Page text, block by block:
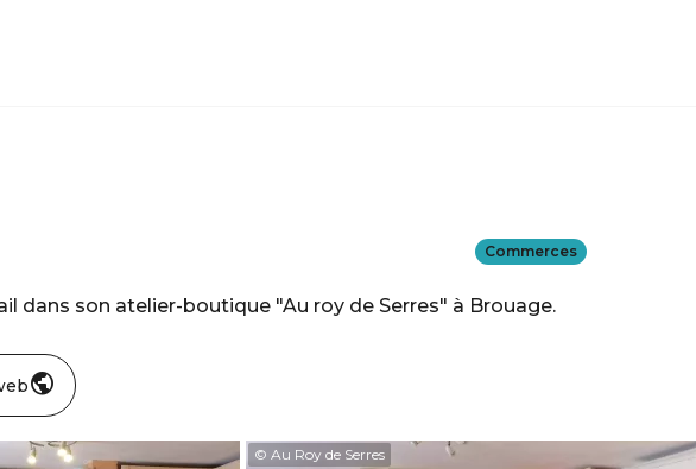
dans son atelier-boutique "Au roy de Serres" à Brouage.
Commerces
© Au Roy de Serres